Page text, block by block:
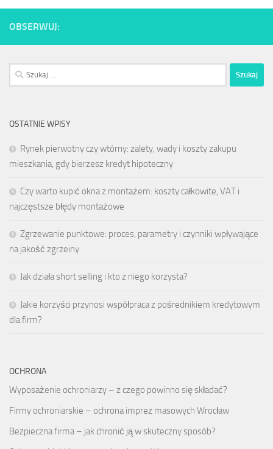
OBSERWUJ:
Szukaj:
OSTATNIE WPISY
Rynek pierwotny czy wtórny: zalety, wady i koszty zakupu
mieszkania, gdy bierzesz kredyt hipoteczny
Czy warto kupić okna z montażem: koszty całkowite, VAT i
najczęstsze błędy montażowe
Zgrzewanie punktowe: proces, parametry i czynniki wpływające
na jakość zgrzeiny
Jak działa short selling i kto z niego korzysta?
Jakie korzyści przynosi współpraca z pośrednikiem kredytowym
dla firm?
OCHRONA
Wyposażenie ochroniarzy – z czego powinno się składać?
Firmy ochroniarskie – ochrona imprez masowych Wrocław
Bezpieczna firma – jak chronić ją w skuteczny sposób?